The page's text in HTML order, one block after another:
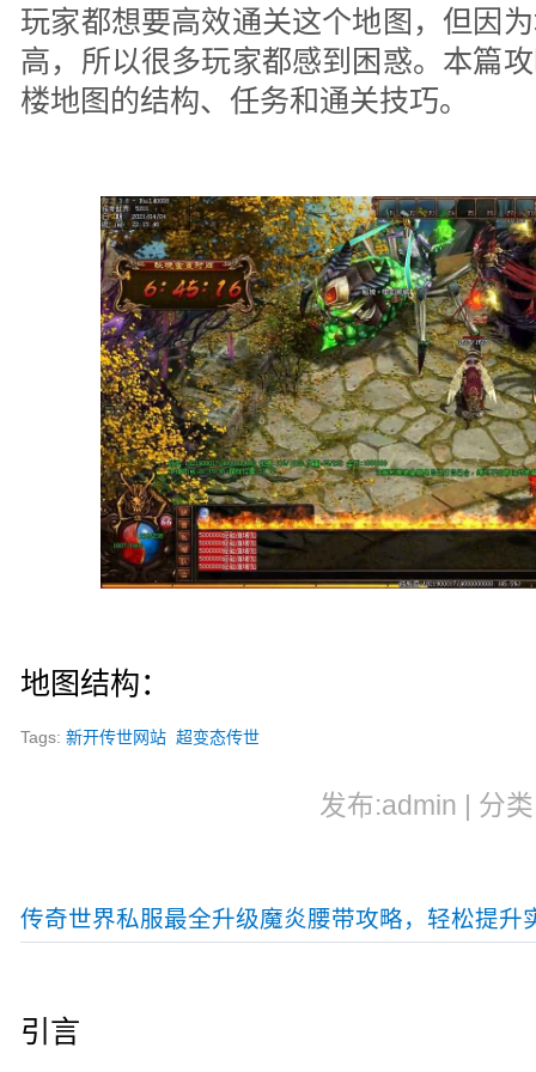
玩家都想要高效通关这个地图，但因
高，所以很多玩家都感到困惑。本篇
楼地图的结构、任务和通关技巧。
地图结构：
Tags:新开传世网站 超变态传世
发布:admin | 分
传奇世界私服最全升级魔炎腰带攻略，轻松提升
引言